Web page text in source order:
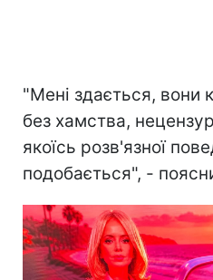
"Мені здається, вони
без хамства,
якоїсь розв'язної
подобається", -